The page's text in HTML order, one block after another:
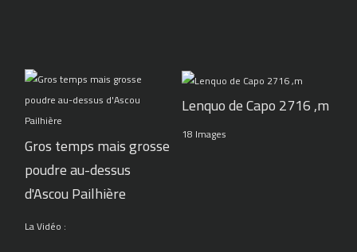
Gros temps mais grosse
poudre au-dessus
d'Ascou Pailhière
La Vidéo :
Lenquo de Capo 2716 ,m
18 Images